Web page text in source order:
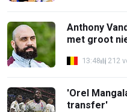
Anthony
met groot
13:48 212
'Orel
transfer'